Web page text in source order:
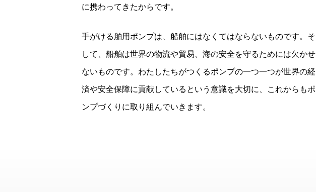
に携わってきたからです。
手がける舶用ポンプは、船舶にはなくてはならないものです。そ
して、船舶は世界の物流や貿易、海の安全を守るためには欠かせ
ないものです。わたしたちがつくるポンプの一つ一つが世界の経
済や安全保障に貢献しているという意識を大切に、これからもポ
ンプづくりに取り組んでいきます。